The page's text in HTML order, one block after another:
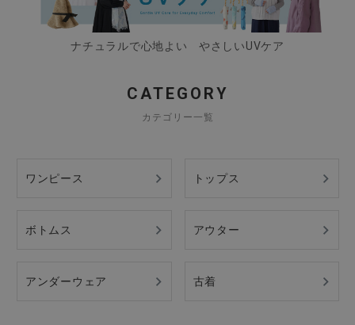
ナチュラルで心地よい やさしいUVケア
CATEGORY
カテゴリー一覧
ワンピース トップス
ボトムス アウター
アンダーウェア 古着